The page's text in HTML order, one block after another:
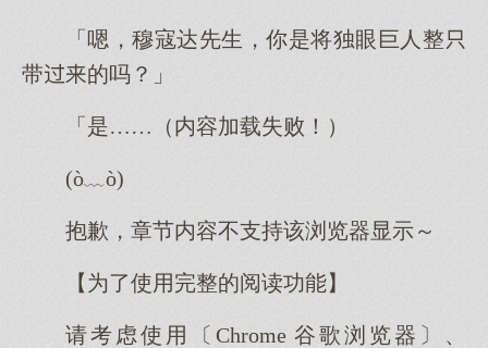
「嗯，穆寇达先生，你是将独眼巨人整
带的吗？」
「是……（内容加载失败！）
(ò﹏ò)
抱歉，章节内容不支持该浏览器显示～
【为了使用完整的阅读功能】
请考虑使用〔Chrome 谷歌浏览器〕、